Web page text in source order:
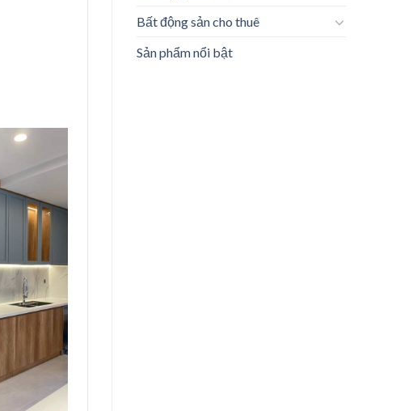
Bất động sản cho thuê
Sản phẩm nổi bật